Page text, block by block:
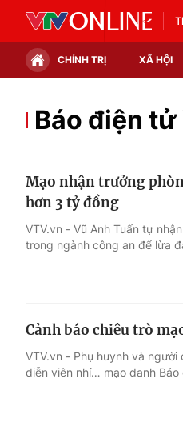
CHÍNH TRỊ XÃ HỘI
Chính trị
Tin tức
Thế giới đó đây
Câu chuyện quốc tế
Báo điện
Mạo nhận trưởng
hơn 3 tỷ đồng
VTV.vn - Vũ Anh Tuấn tự
trong ngành công an để lừa
Cảnh báo chiêu trò
VTV.vn - Phụ huynh và
diễn viên nhí… mạo danh Báo